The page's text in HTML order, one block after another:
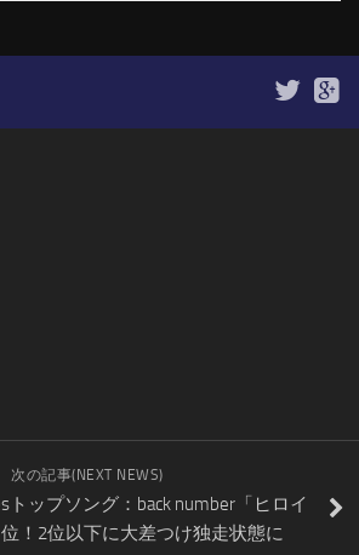
次の記事(NEXT NEWS)
トップソング：back number「ヒロイ
！2位以下に大差つけ独走状態に